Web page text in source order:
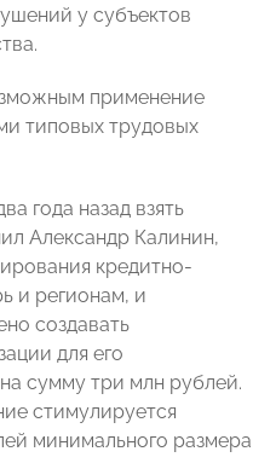
у субъектов
применение
типовых трудовых
года назад взять
Александр Калинин,
кредитно-
и регионам, и
создавать
для его
сумму три млн рублей.
стимулируется
минимального размера